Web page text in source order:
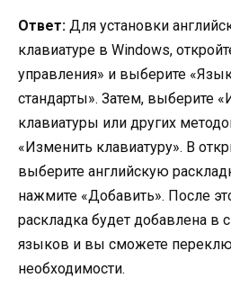
Ответ: Для установки
клавиатуре в Windows,
управления» и выберите
стандарты». Затем, выберите
клавиатуры или других
«Изменить клавиатуру». В
выберите английскую
нажмите «Добавить». После
раскладка будет добавлена в
языков и вы сможете
необходимости.